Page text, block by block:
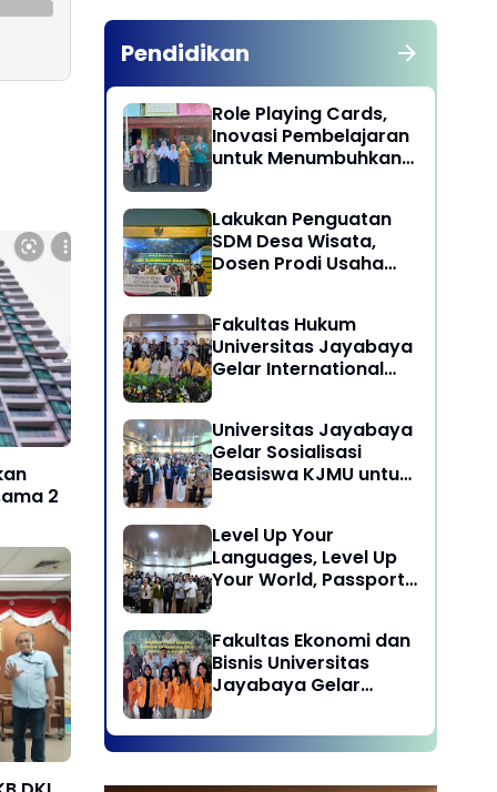
2
Pendidikan
Role Playing Cards,
Inovasi Pembelajaran
untuk Menumbuhkan
Lakukan Penguatan
SDM Desa Wisata,
Dosen Prodi Usaha
Pengabdian Kepada
Masyarakat di Desa
Wisata Sukamandi
Subang, Jawa Barat
Fakultas Hukum
Universitas Jayabaya
Gelar International
Undang Advokat di
Era Globalisasi
Universitas Jayabaya
Gelar Sosialisasi
Beasiswa KJMU untuk
Level Up Your
Languages, Level Up
Your World, Passport
Global Career in
Jayabaya University
Fakultas Ekonomi dan
Bisnis Universitas
Jayabaya Gelar
Kampus